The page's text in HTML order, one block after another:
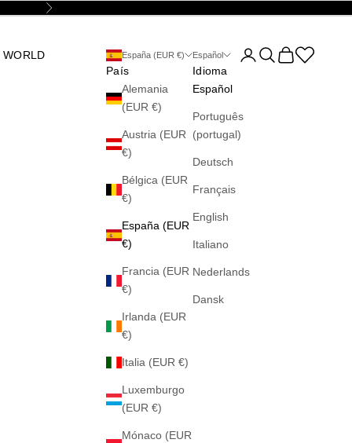
Siguiente
WORLD España (EUR €)
País
Alemania
(EUR €)
Austria (EUR
€)
Bélgica (EUR
€)
España (EUR
€)
Francia (EUR
€)
Irlanda (EUR
€)
Italia (EUR €)
Luxemburgo
(EUR €)
Mónaco (EUR
Español
Idioma
Español
Português
(portugal)
Deutsch
Français
English
Italiano
Nederlands
Dansk
Abrir página de la
Abrir búsqueda
Abrir cesta
Abrir la